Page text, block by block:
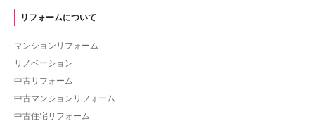
リフォームについて
マンションリフォーム
リノベーション
中古リフォーム
中古マンションリフォーム
中古住宅リフォーム